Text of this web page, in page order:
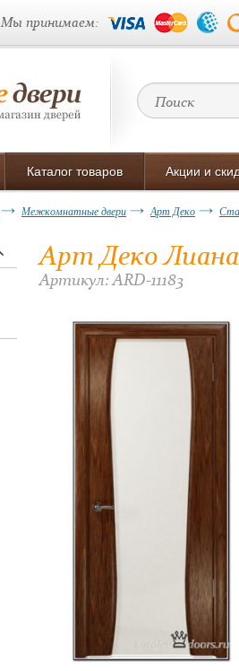
Мы принимаем:
Каталог товаров Акции и
Межкомнатные двери Арт Деко
Арт Деко
Артикул: ARD-11183